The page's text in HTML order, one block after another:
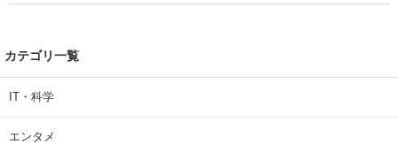
カテゴリ一覧
IT・科学
エンタメ